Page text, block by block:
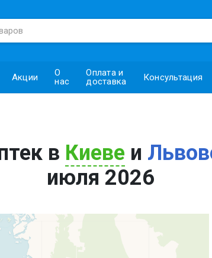
Акции
О
нас
Оплата и
доставка
Консультация
в Киеве и
июля 2026